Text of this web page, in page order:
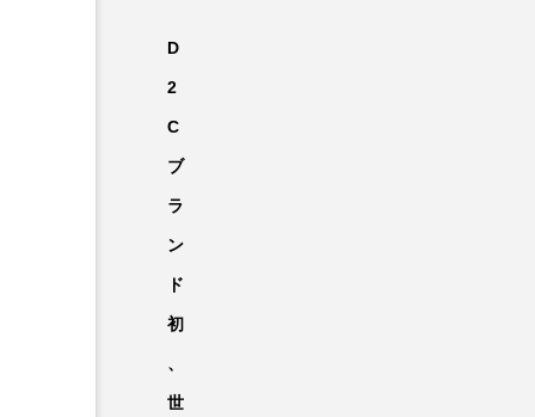
D
2
C
ブ
ラ
ン
ド
初
、
世